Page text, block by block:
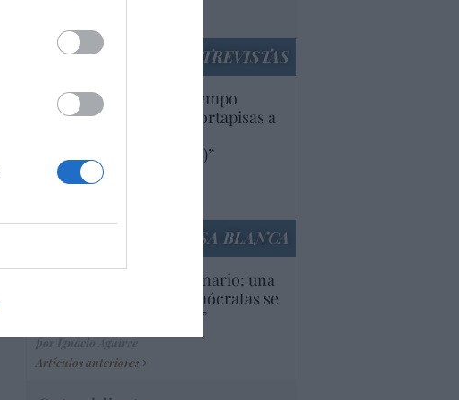
ENTREVISTAS
“Europa lleva mucho tiempo
poniendo aranceles y cortapisas a
americanas (y europeas)”
por Ana Sánchez Arjona
LA CASA BLANCA
EEUU. Inquietante escenario: una
tercera parte de los demócratas se
define como “socialista”
Artículos anteriores